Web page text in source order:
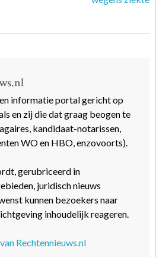
informatie portal gericht op
en zij die dat graag beogen te
kandidaat-notarissen,
WO en HBO, enzovoorts).
gerubriceerd in
juridisch nieuws
kunnen bezoekers naar
inhoudelijk reageren.
Rechtennieuws.nl